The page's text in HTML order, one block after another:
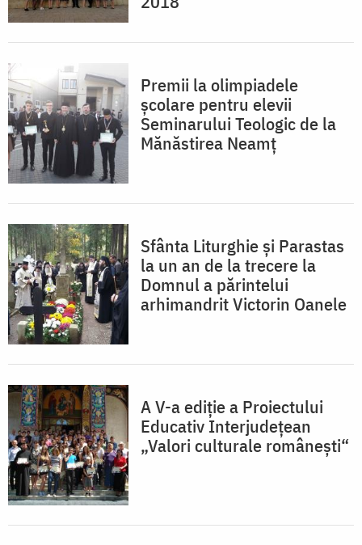
Premii la olimpiadele
şcolare pentru elevii
Seminarului Teologic de la
Mănăstirea Neamţ
Sfânta Liturghie și Parastas
la un an de la trecere la
Domnul a părintelui
arhimandrit Victorin Oanele
A V-a ediţie a Proiectului
Educativ Interjudeţean
„Valori culturale româneşti“